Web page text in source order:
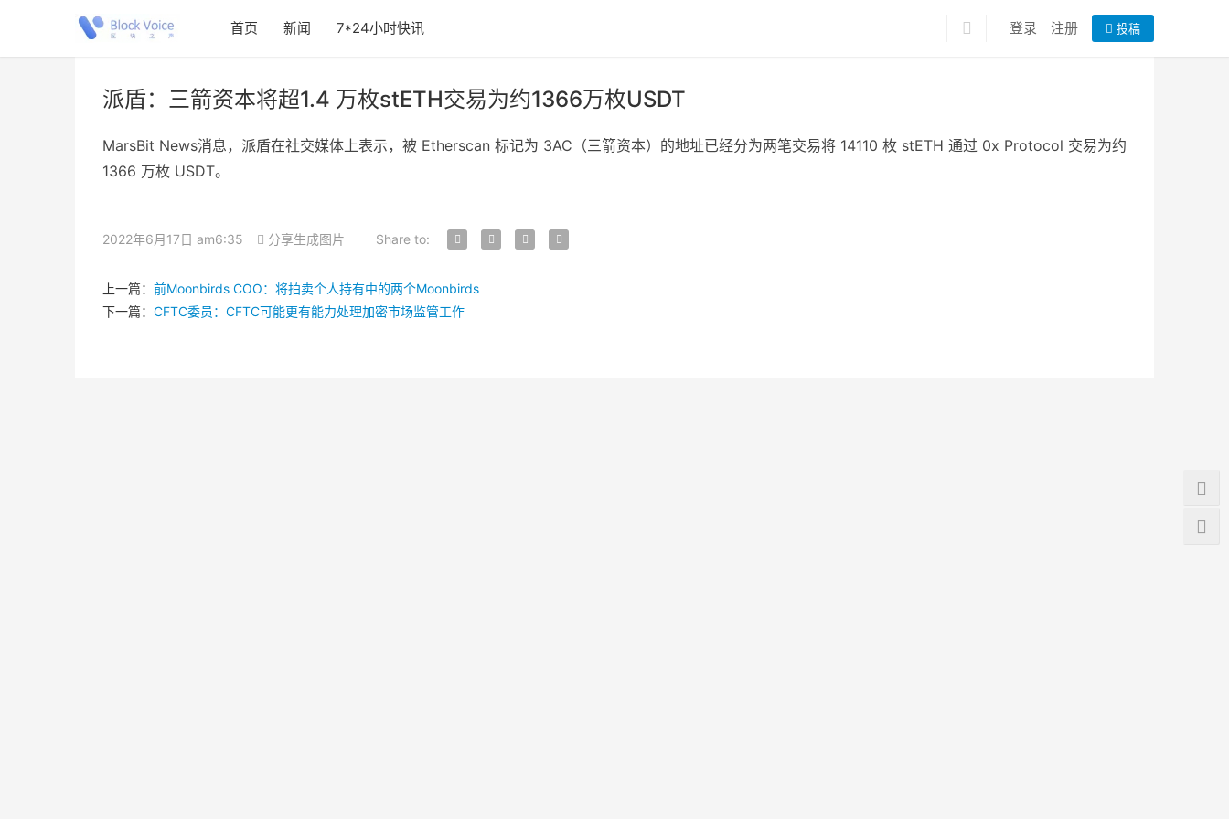
首页 新闻 7*24小时快讯 登录 注册 投稿
派盾：三箭资本将超1.4 万枚stETH交易为约1366万枚USDT
MarsBit News消息，派盾在社交媒体上表示，被 Etherscan 标记为 3AC（三箭资本）的地址已经分为两笔交易将 14110 枚 stETH 通过 0x Protocol 交易为约
1366 万枚 USDT。
2022年6月17日 am6:35 分享生成图片 Share to:
上一篇： 前Moonbirds COO：将拍卖个人持有中的两个Moonbirds
下一篇： CFTC委员：CFTC可能更有能力处理加密市场监管工作